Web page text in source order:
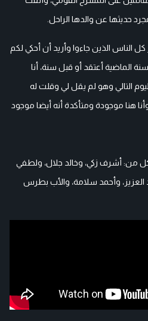
حديثها عن والدها الراحل.
الناس الذين جاءوا وأريد أن أحكي لكم
الماضية أعتقد أو قبل سنة، أنا
التالي وهو لم يقل لي وقلت له
هنا موجودة ومتأكدة أنه أيضا موجود
من: أشرف زكي، وخالد جلال، ولطفي
وأحمد سلامة، والأب بطرس